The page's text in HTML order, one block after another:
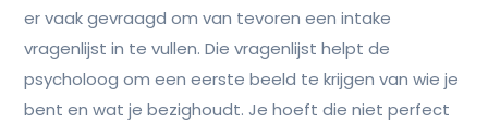
er vaak gevraagd om van tevoren een intake
vragenlijst in te vullen. Die vragenlijst helpt de
psycholoog om een eerste beeld te krijgen van wie je
bent en wat je bezighoudt. Je hoeft die niet perfect